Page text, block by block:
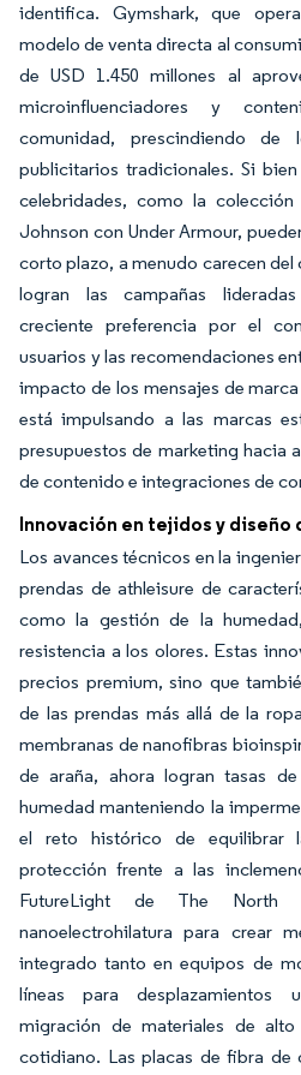
identifica. Gymshark, que
modelo de venta directa al
de USD 1.450 millones al
microinfluenciadores y
comunidad, prescindiendo de
publicitarios tradicionales. Si
celebridades, como la
Johnson con Under Armour,
corto plazo, a menudo carecen
logran las campañas
creciente preferencia por el
usuarios y las recomendaciones
impacto de los mensajes de
está impulsando a las marcas
presupuestos de marketing hacia
de contenido e integraciones de
Innovación en tejidos y diseño
Los avances técnicos en la
prendas de athleisure de
como la gestión de la
resistencia a los olores. Estas
precios premium, sino que
de las prendas más allá de la
membranas de nanofibras
de araña, ahora logran tasas
humedad manteniendo la
el reto histórico de equilibrar
protección frente a las
FutureLight de The North
nanoelectrohilatura para crear
integrado tanto en equipos de
líneas para desplazamientos
migración de materiales de
cotidiano. Las placas de fibra de